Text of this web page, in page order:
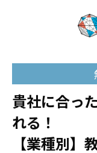
貴社に合っ
れる！
【業種別】